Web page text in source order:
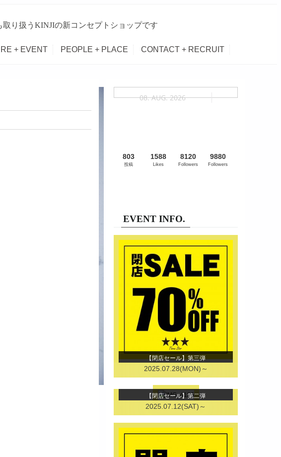
り扱うKINJIの新コンセプトショップです
+ EVENT PEOPLE + PLACE CONTACT + RECRUIT
08. AUG. 2026
803
投稿
1588
Likes
8120
Followers
9880
Followers
EVENT INFO.
【閉店セール】第三弾
2025.07.28(MON)～
【閉店セール】第二弾
2025.07.12(SAT)～